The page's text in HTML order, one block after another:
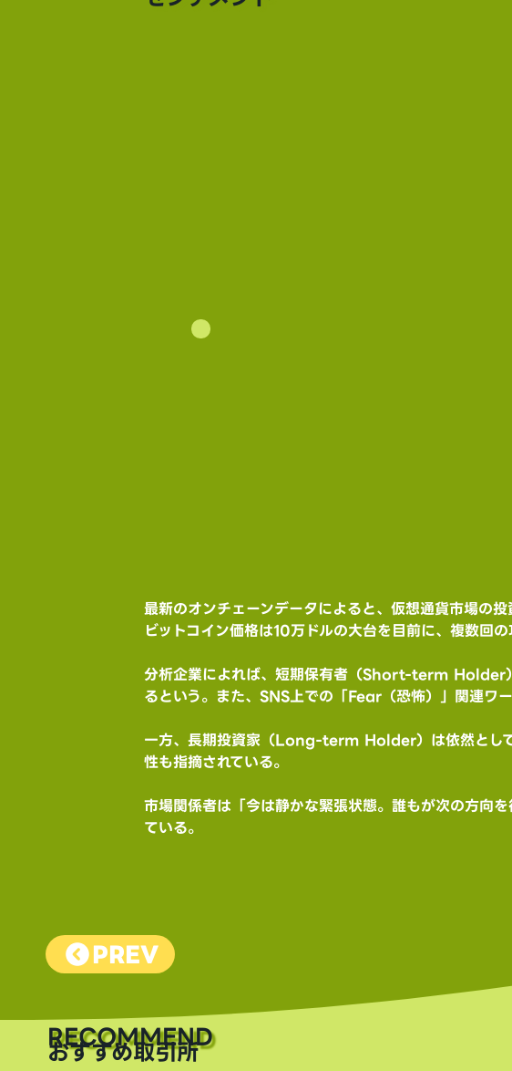
最新のオンチェーンデータによると、仮想通貨市場の
ビットコイン価格は10万ドルの大台を目前に、複数回
分析企業によれば、短期保有者（Short-term Holder
るという。また、SNS上での「Fear（恐怖）」関連ワ
一方、長期投資家（Long-term Holder）は依然とし
性も指摘されている。
市場関係者は「今は静かな緊張状態。誰もが次の方向
ている。
PREV
​RECOMMEND
おすすめ取引所